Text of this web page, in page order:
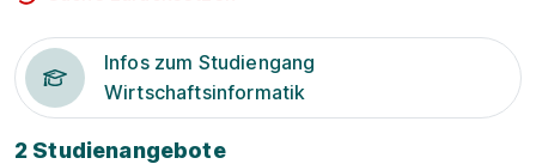
Infos zum Studiengang
Wirtschaftsinformatik
2 Studienangebote